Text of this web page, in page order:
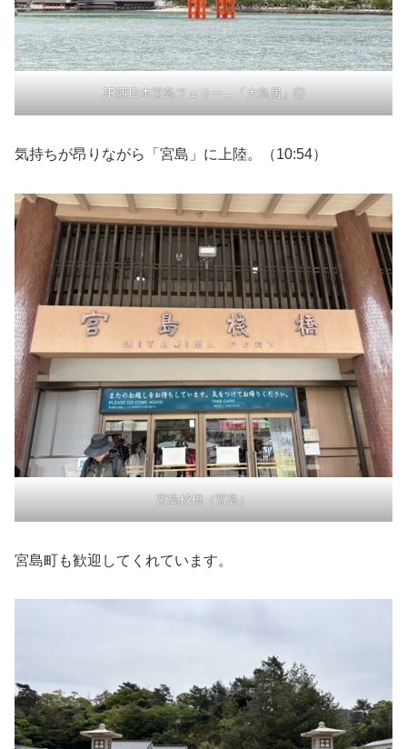
JR西日本宮島フェリー→「大鳥居」②
気持ちが昂りながら「宮島」に上陸。（10:54）
宮島桟橋（宮島）
宮島町も歓迎してくれています。